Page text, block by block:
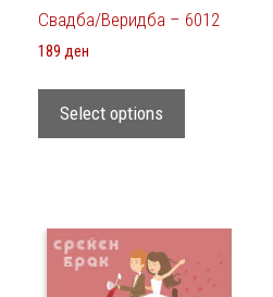
Свадба/Веридба – 6012
189 ден
Select options